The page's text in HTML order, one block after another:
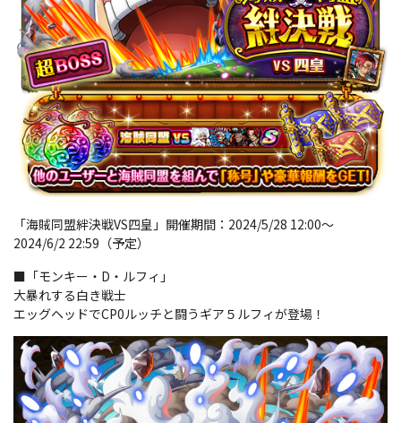
「海賊同盟絆決戦VS四皇」開催期間：2024/5/28 12:00～
2024/6/2 22:59（予定）
■「モンキー・D・ルフィ」
大暴れする白き戦士
エッグヘッドでCP0ルッチと闘うギア５ルフィが登場！